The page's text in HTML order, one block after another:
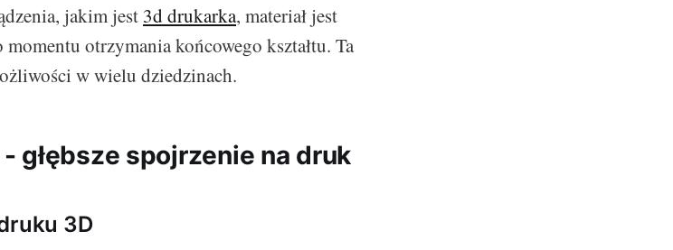
jakim jest 3d drukarka, materiał jest
otrzymania końcowego kształtu. Ta
w wielu dziedzinach.
głębsze spojrzenie na druk
3D